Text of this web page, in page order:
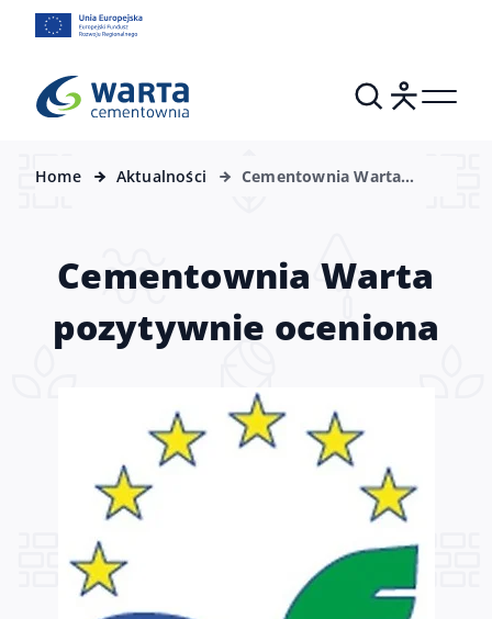
Home Aktualności
Cementownia Warta
Cementownia Warta
pozytywnie oceniona